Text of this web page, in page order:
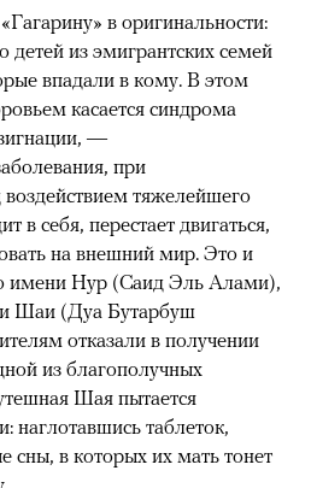
в оригинальности:
из эмигрантских семей
впадали в кому. В этом
касается синдрома
—
при
тяжелейшего
в себя, перестает двигаться,
на внешний мир. Это и
имени Нур (Саид Эль Алами),
Шаи (Дуа Бутарбуш
отказали в получении
из благополучных
Шая пытается
наглотавшись таблеток,
сны, в которых их мать тонет